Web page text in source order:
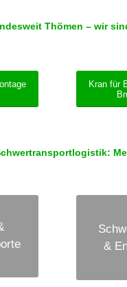
Thömen – wir
Kran für
&